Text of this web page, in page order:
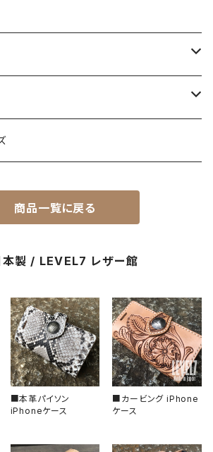
ド）
商品一覧に戻る
本製 / LEVEL7 レザー館
■本革パイソン
iPhoneケース
■カービング iPhone
ケース